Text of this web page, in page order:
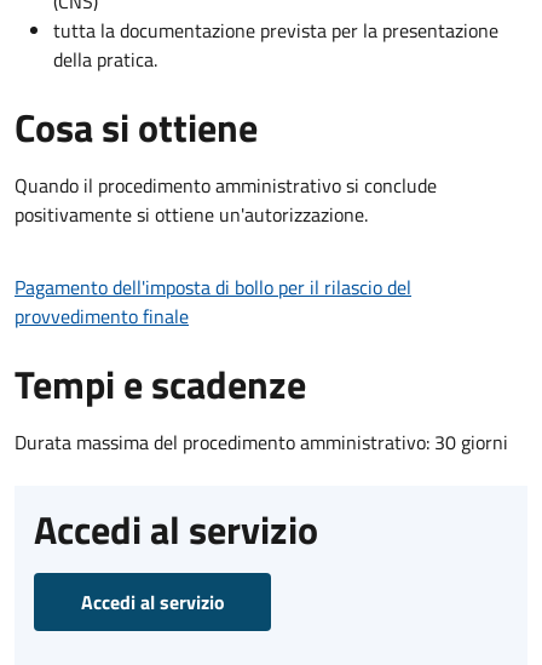
tutta la documentazione prevista per la presentazione
della pratica.
Cosa si ottiene
Quando il procedimento amministrativo si conclude
positivamente si ottiene un'autorizzazione.
Pagamento dell'imposta di bollo per il rilascio del
provvedimento finale
Tempi e scadenze
Durata massima del procedimento amministrativo: 30 giorni
Accedi al servizio
Accedi al servizio